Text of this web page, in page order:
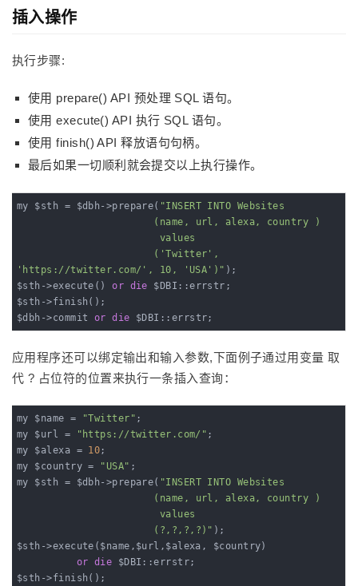
插入操作
执行步骤:
使用 prepare() API 预处理 SQL 语句。
使用 execute() API 执行 SQL 语句。
使用 finish() API 释放语句句柄。
最后如果一切顺利就会提交以上执行操作。
my $sth = $dbh->prepare( "INSERT INTO Websites
'https://twitter.com/', 10, 'USA')" );
$sth->execute() or die $DBI::errstr;
$sth->finish();
$dbh->commit or die $DBI::errstr;
应用程序还可以绑定输出和输入参数,下面例子通过用变量 取
代 ? 占位符的位置来执行一条插入查询：
my $name = "Twitter" ;
my $url =
"https://twitter.com/" ;
my $alexa = 10;
my $country =
"USA" ;
my $sth = $dbh->prepare( "INSERT INTO Websites
                       (?,?,?,?)"
);
$sth->execute($name,$url,$alexa, $country)
or die $DBI::errstr;
$sth->finish();